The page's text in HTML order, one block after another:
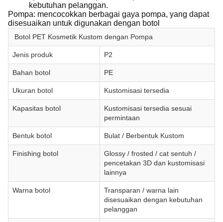
kebutuhan pelanggan.
Pompa: mencocokkan berbagai gaya pompa, yang dapat
disesuaikan untuk digunakan dengan botol
Botol PET Kosmetik Kustom dengan Pompa
Jenis produk P2
Bahan botol PE
Ukuran botol Kustomisasi tersedia
Kapasitas botol
Kustomisasi tersedia sesuai
permintaan
Bentuk botol Bulat / Berbentuk Kustom
Finishing botol
Glossy / frosted / cat sentuh /
pencetakan 3D dan kustomisasi
lainnya
Warna botol
Transparan / warna lain
disesuaikan dengan kebutuhan
pelanggan